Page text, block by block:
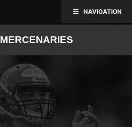
MERCENARIES
NAVIGATION